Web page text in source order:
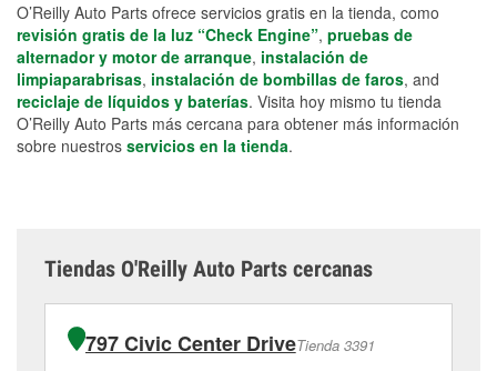
O’Reilly Auto Parts ofrece servicios gratis en la tienda, como
revisión gratis de la luz “Check Engine”, pruebas de
alternador y motor de arranque, instalación de
limpiaparabrisas, instalación de bombillas de faros, and
reciclaje de líquidos y baterías. Visita hoy mismo tu tienda
O’Reilly Auto Parts más cercana para obtener más información
sobre nuestros servicios en la tienda.
Tiendas O'Reilly Auto Parts cercanas
797 Civic Center DriveTienda 3391